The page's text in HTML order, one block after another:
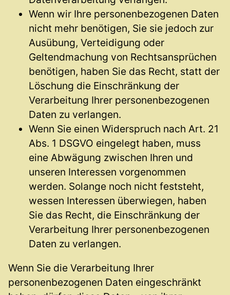
Wenn wir Ihre personenbezogenen Daten
nicht mehr benötigen, Sie sie jedoch zur
Ausübung, Verteidigung oder
Geltendmachung von Rechtsansprüchen
benötigen, haben Sie das Recht, statt der
Löschung die Einschränkung der
Verarbeitung Ihrer personenbezogenen
Daten zu verlangen.
Wenn Sie einen Widerspruch nach Art. 21
Abs. 1 DSGVO eingelegt haben, muss
eine Abwägung zwischen Ihren und
unseren Interessen vorgenommen
werden. Solange noch nicht feststeht,
wessen Interessen überwiegen, haben
Sie das Recht, die Einschränkung der
Verarbeitung Ihrer personenbezogenen
Daten zu verlangen.
Wenn Sie die Verarbeitung Ihrer
personenbezogenen Daten eingeschränkt